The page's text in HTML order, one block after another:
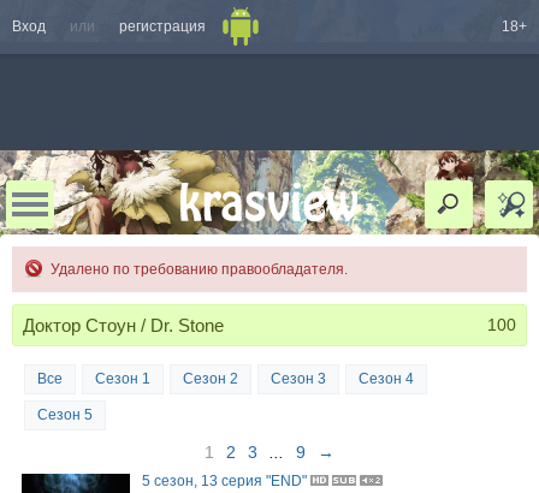
Вход или регистрация 18+
Удалено по требованию правообладателя.
Доктор Стоун / Dr. Stone 100
Все Сезон 1 Сезон 2 Сезон 3 Сезон 4
Сезон 5
1 2 3 9 →
5 сезон, 13 серия "END"